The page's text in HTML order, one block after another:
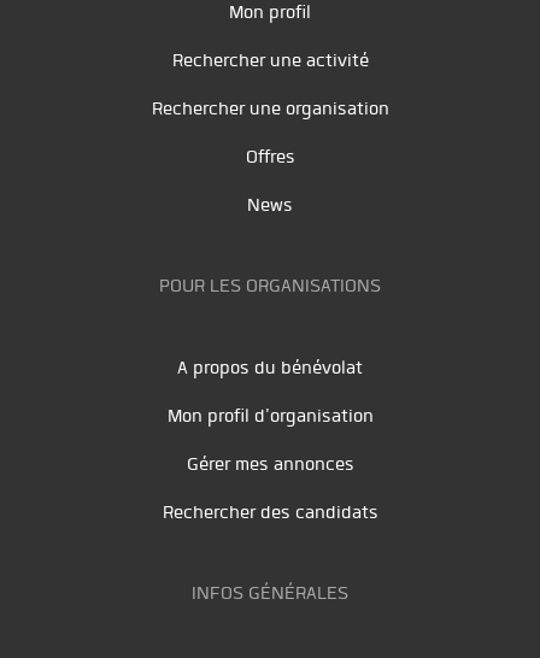
Mon profil
Rechercher une activité
Rechercher une organisation
Offres
News
POUR LES ORGANISATIONS
A propos du bénévolat
Mon profil d'organisation
Gérer mes annonces
Rechercher des candidats
INFOS GÉNÉRALES